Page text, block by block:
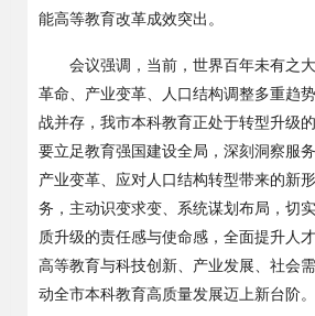
能高等教育改革成效突出。
会议强调 ， 当前，世界百年未有之
革命、产业变革、人口结构调整多重趋
战并存，我市本科教育正处于转型升级
要立足教育强国建设全局，深刻洞察服
产业变革、应对人口结构转型带来的新
务，主动识变求变、系统谋划布局，切
质升级的责任感与使命感，全面提升人
高等教育与科技创新、产业发展、社会
动全市本科教育高质量发展迈上新台阶。